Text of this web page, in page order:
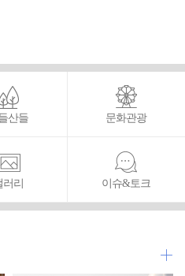
산들 문화관광
러리 이슈&토크